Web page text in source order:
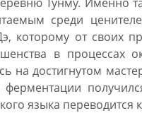
среди
которому от своих
в процессах
на достигнутом
ферментации
языка переводится